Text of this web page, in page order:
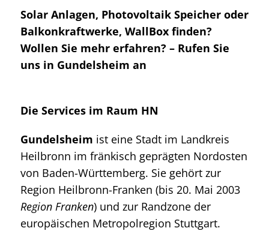
Solar Anlagen, Photovoltaik Speicher oder
Balkonkraftwerke, WallBox finden?
Wollen Sie mehr erfahren? – Rufen Sie
uns in Gundelsheim an
Die Services im Raum HN
Gundelsheim ist eine Stadt im Landkreis
Heilbronn im fränkisch geprägten Nordosten
von Baden-Württemberg. Sie gehört zur
Region Heilbronn-Franken (bis 20. Mai 2003
Region Franken) und zur Randzone der
europäischen Metropolregion Stuttgart.